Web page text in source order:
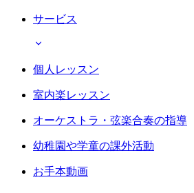
サービス
個人レッスン
室内楽レッスン
オーケストラ・弦楽合奏の指導
幼稚園や学童の課外活動
お手本動画